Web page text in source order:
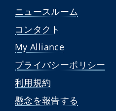
ニュースルーム
コンタクト
My Alliance
プライバシーポリシー
利用規約
懸念を報告する